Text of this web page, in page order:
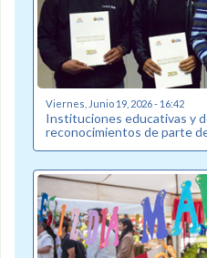
Viernes, Junio 19, 2026 - 16:42
Instituciones educativas y
reconocimientos de parte